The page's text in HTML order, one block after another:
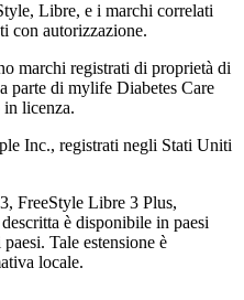
Libre, e i marchi correlati
con autorizzazione.
marchi registrati di proprietà di
parte di mylife Diabetes Care
in licenza.
Inc., registrati negli Stati Uniti
FreeStyle Libre 3 Plus,
è disponibile in paesi
Tale estensione è
locale.